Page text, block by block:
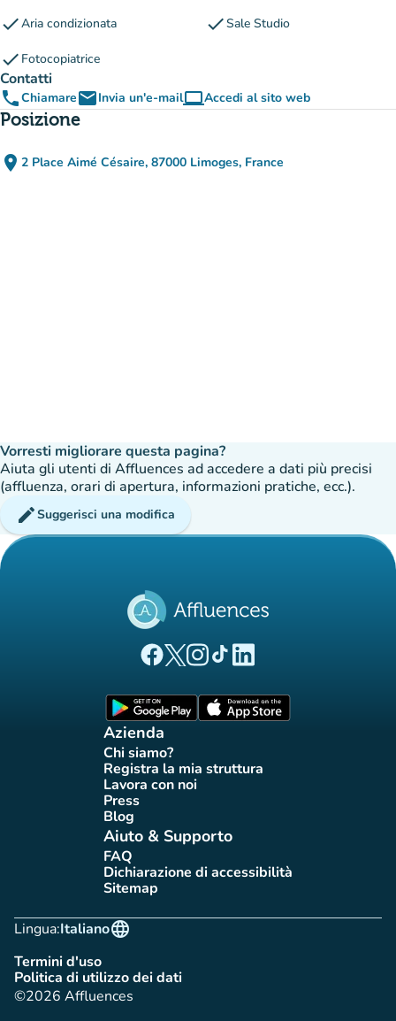
checkAria condizionata checkSale Studio
check Fotocopiatrice
Contatti
phoneChiamareemailInvia un'e-mailcomputerAccedi al sito web
(nuova scheda)
Posizione
place 2 Place Aimé Césaire, 87000 Limoges, France
(apri in Google Maps)
(nuova scheda)
Vorresti migliorare questa pagina?
Aiuta gli utenti di Affluences ad accedere a dati più precisi
(affluenza, orari di apertura, informazioni pratiche, ecc.).
editSuggerisci una modifica
(nuova scheda)
(nuova scheda)
(nuova scheda)
(nuova scheda)
(nuova scheda)
Azienda
Chi siamo?(nuova scheda)
Registra la mia struttura
(nuova scheda)
Lavora con noi
(nuova scheda)
Press(nuova scheda)
Blog(nuova scheda)
Aiuto & Supporto
FAQ(nuova scheda)
Dichiarazione di accessibilità
(nuova scheda)
Sitemap(nuova scheda)
Lingua:
language
Italiano
Termini d'uso(nuova scheda)
Politica di utilizzo dei dati
(nuova scheda)
©2026 Affluences